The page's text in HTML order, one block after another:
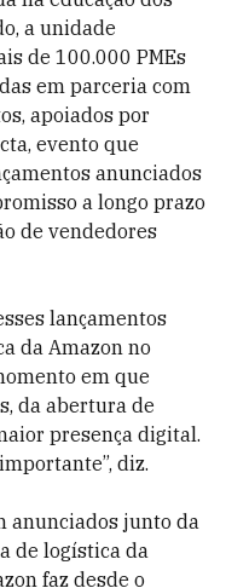
a unidade
de 100.000 PMEs
em parceria com
apoiados por
evento que
anunciados
a longo prazo
de vendedores
lançamentos
da Amazon no
em que
da abertura de
presença digital.
diz.
anunciados junto da
de logística da
faz desde o